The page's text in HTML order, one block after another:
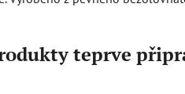
teprve